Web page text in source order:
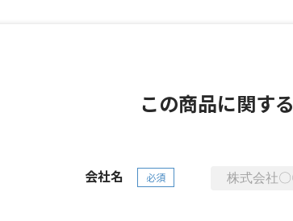
この商品に関する
会社名 必須